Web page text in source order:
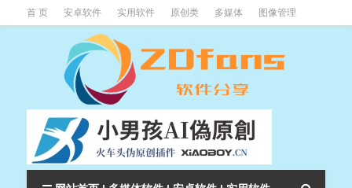
首 页 安卓软件 实用软件 原创类 多媒体 图像管理
下载类